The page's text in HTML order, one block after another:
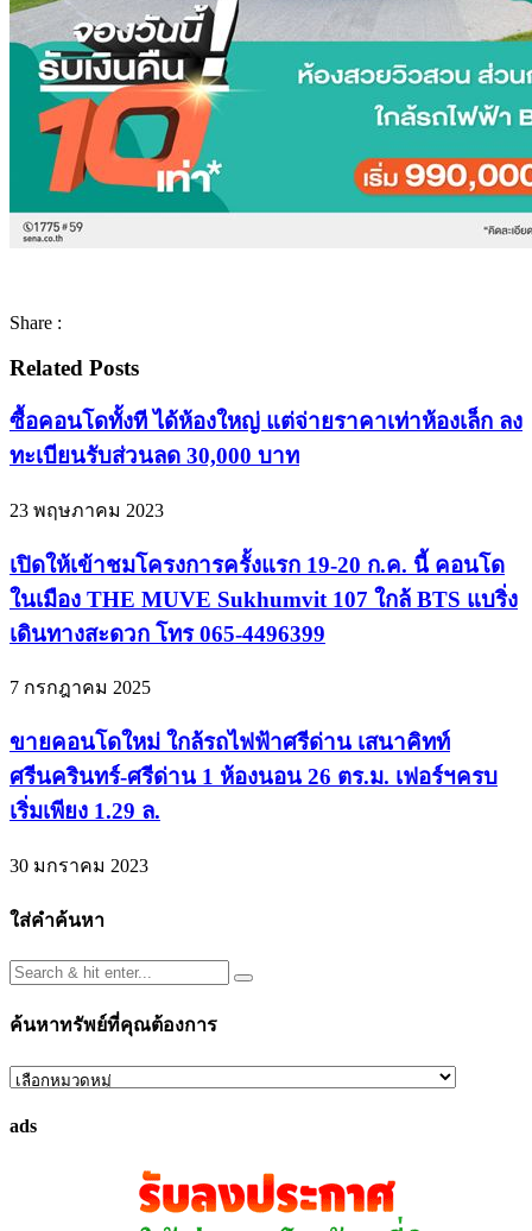
Share :
Related Posts
ซื้อคอนโดทั้งที ได้ห้องใหญ่ แต่จ่ายราคาเท่าห้องเล็ก ลง
ทะเบียนรับส่วนลด 30,000 บาท
23 พฤษภาคม 2023
เปิดให้เข้าชมโครงการครั้งแรก 19-20 ก.ค. นี้ คอนโด
ในเมือง THE MUVE Sukhumvit 107 ใกล้ BTS แบริ่ง
เดินทางสะดวก โทร 065-4496399
7 กรกฎาคม 2025
ขายคอนโดใหม่ ใกล้รถไฟฟ้าศรีด่าน เสนาคิทท์
ศรีนครินทร์-ศรีด่าน 1 ห้องนอน 26 ตร.ม. เฟอร์ฯครบ
เริ่มเพียง 1.29 ล.
30 มกราคม 2023
ใส่คำค้นหา
ค้นหาทรัพย์ที่คุณต้องการ
ค้นหา
ที่
ads